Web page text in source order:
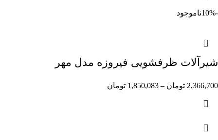
-10% ناموجود
شیرآلات ظرفشویی فیروزه مدل مهر
2,366,700 تومان –
1,850,083 تومان